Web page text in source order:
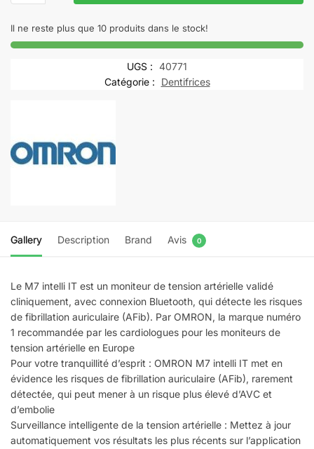
Tensiomètre
M7
Il ne reste plus que 10 produits dans le stock!
UGS : 40771
Catégorie :
Dentifrices
Gallery Description Brand Avis 0
Le M7 intelli IT est un moniteur de tension artérielle validé
cliniquement, avec connexion Bluetooth, qui détecte les risques
de fibrillation auriculaire (AFib). Par OMRON, la marque numéro
1 recommandée par les cardiologues pour les moniteurs de
tension artérielle en Europe
Pour votre tranquillité d’esprit : OMRON M7 intelli IT met en
évidence les risques de fibrillation auriculaire (AFib), rarement
détectée, qui peut mener à un risque plus élevé d’AVC et
d’embolie
Surveillance intelligente de la tension artérielle : Mettez à jour
automatiquement vos résultats les plus récents sur l’application